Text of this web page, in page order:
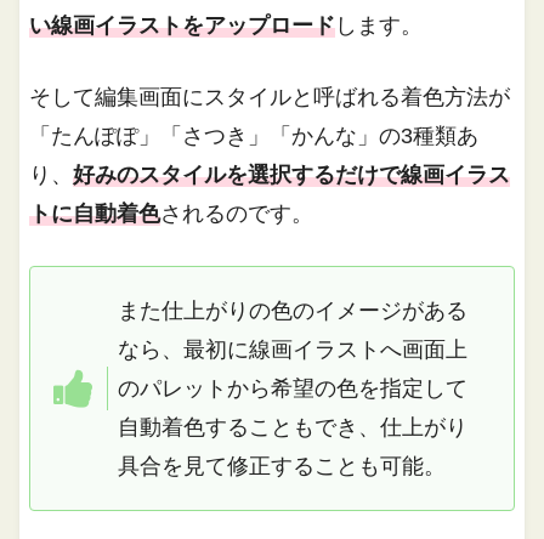
い線画イラストをアップロード します。
そして編集画面にスタイルと呼ばれる着色方法が
「たんぽぽ」「さつき」「かんな」の3種類あ
り、好みのスタイルを選択するだけで線画イラス
トに自動着色されるのです。
また仕上がりの色のイメージがある
なら、最初に線画イラストへ画面上
のパレットから希望の色を指定して
自動着色することもでき、仕上がり
具合を見て修正することも可能。